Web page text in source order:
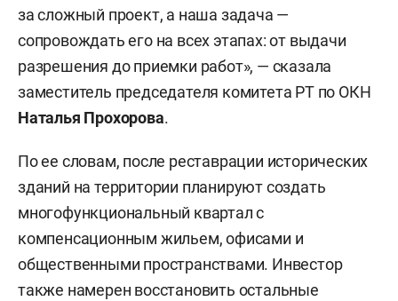
за сложный проект, а наша задача —
сопровождать его на всех этапах: от выдачи
разрешения до приемки работ», — сказала
заместитель председателя комитета РТ по ОКН
Наталья Прохорова.
По ее словам, после реставрации исторических
зданий на территории планируют создать
многофункциональный квартал с
компенсационным жильем, офисами и
общественными пространствами. Инвестор
также намерен восстановить остальные